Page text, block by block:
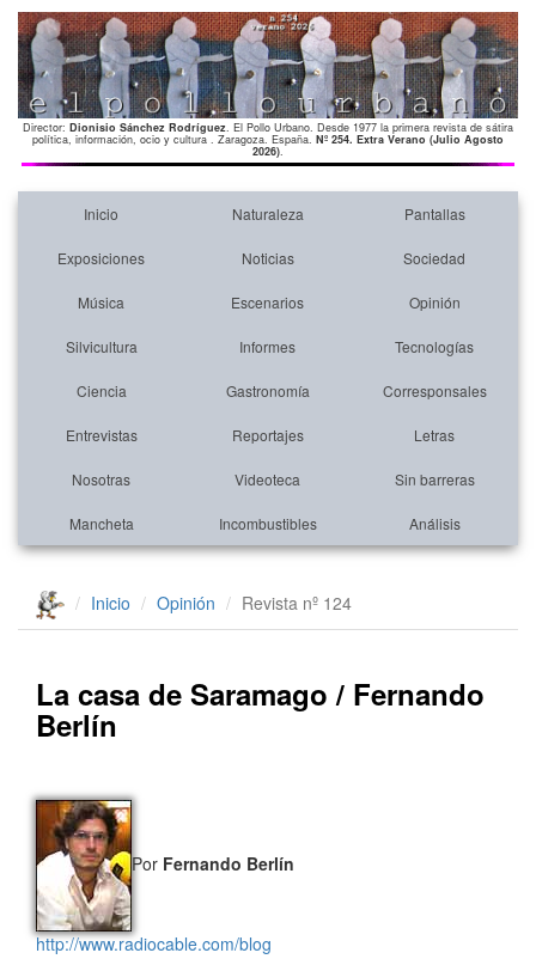
Director: Dionisio Sánchez Rodríguez. El Pollo Urbano. Desde 1977 la primera revista de sátira
política, información, ocio y cultura . Zaragoza. España. Nº 254. Extra Verano (Julio Agosto
2026).
Inicio Naturaleza Pantallas
Exposiciones Noticias Sociedad
Música Escenarios Opinión
Silvicultura Informes Tecnologías
Ciencia Gastronomía Corresponsales
Entrevistas Reportajes Letras
Nosotras Videoteca Sin barreras
Mancheta Incombustibles Análisis
Inicio Opinión Revista nº 124
La casa de Saramago / Fernando
Berlín
Por Fernando Berlín
http://www.radiocable.com/blog